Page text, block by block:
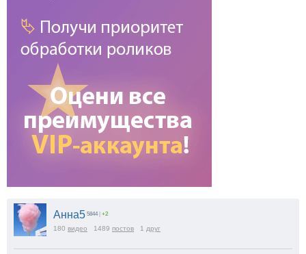
Анна5 5844 +2
180 видео 1489 постов 1 друг